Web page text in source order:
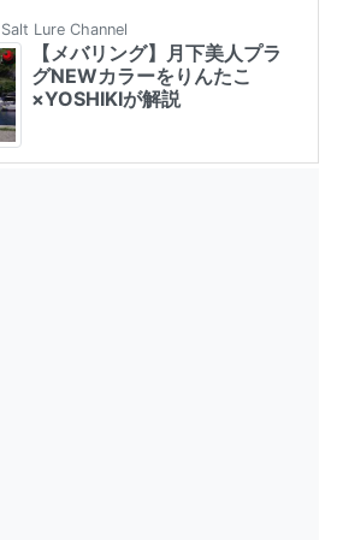
Lure Channel
【メバリング】月下美人プラ
グNEWカラーをりんたこ
×YOSHIKIが解説